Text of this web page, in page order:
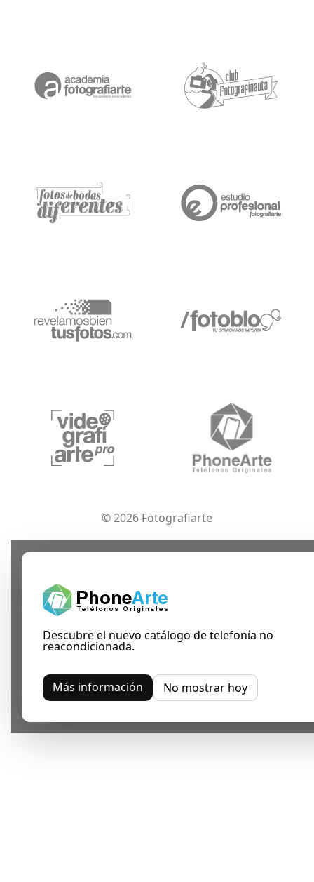
© 2026 Fotografiarte
Descubre el nuevo catálogo de telefonía no
reacondicionada.
Más información No mostrar hoy